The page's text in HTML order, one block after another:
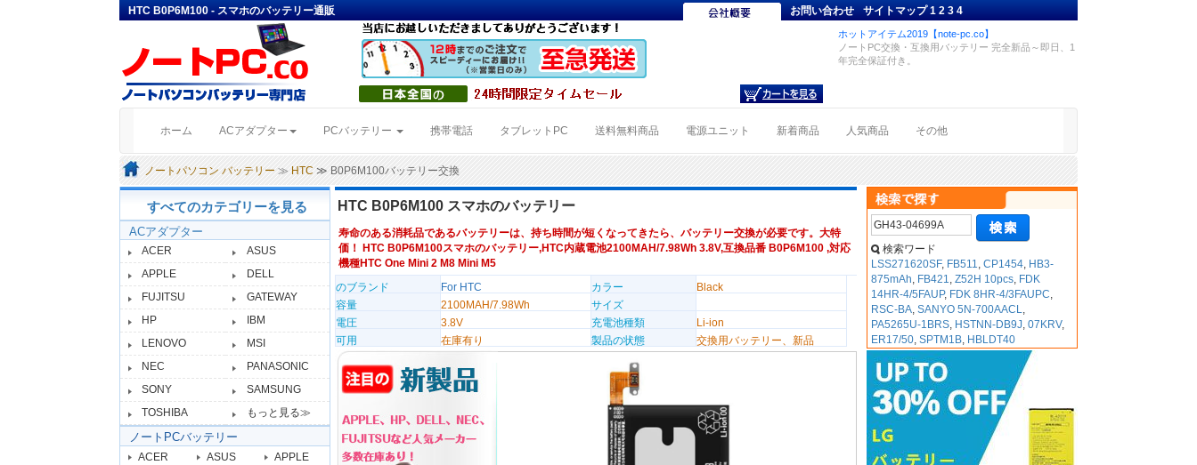
HTC B0P6M100 - スマホのバッテリー通販 お問い合わせ サイトマップ 1234
ホットアイテム2019【note-pc.co】
ノートPC交換・互換用バッテリー 完全新品～即日、1
年完全保証付き。
ホーム (current)ACアダプター PCバッテリー 携帯電話 タブレットPC 送料無料商品 電源ユニット 新着商品 人気商品 その他
ノートパソコン バッテリー ≫ HTC ≫ B0P6M100バッテリー交換
すべてのカテゴリーを見る
ACアダプター
ACER
ASUS
APPLE
DELL
FUJITSU
GATEWAY
HP
IBM
LENOVO
MSI
NEC
PANASONIC
SONY
SAMSUNG
TOSHIBA
もっと見る≫
ノートPCバッテリー
ACER ASUS
APPLE
HTC B0P6M100 スマホのバッテリー
寿命のある消耗品であるバッテリーは、持ち時間が短くなってきたら、バッテリー交換が必要です。大特
価！ HTC B0P6M100スマホのバッテリー,HTC内蔵電池2100MAH/7.98Wh 3.8V,互換品番 B0P6M100 ,対応
機種HTC One Mini 2 M8 Mini M5
のブランド
For HTC カラー
Black
容量
2100MAH/7.98Wh
サイズ
電圧
3.8V 充電池種類
Li-ion
可用
在庫有り 製品の状態 交換用バッテリー、新品
検索ワード
LSS271620SF, FB511,CP1454, HB3-
875mAh, FB421,Z52H 10pcs, FDK
14HR-4/5FAUP, FDK 8HR-4/3FAUPC,
RSC-BA,SANYO 5N-700AACL,
PA5265U-1BRS, HSTNN-DB9J,07KRV,
ER17/50,SPTM1B, HBLDT40